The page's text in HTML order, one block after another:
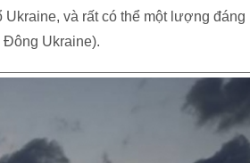
và rất có thể một lượng đáng
Ukraine).